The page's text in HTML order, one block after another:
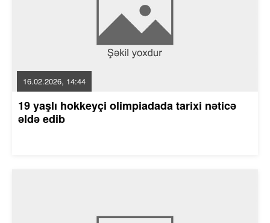
16.02.2026, 14:44
19 yaşlı hokkeyçi olimpiadada tarixi nəticə
əldə edib